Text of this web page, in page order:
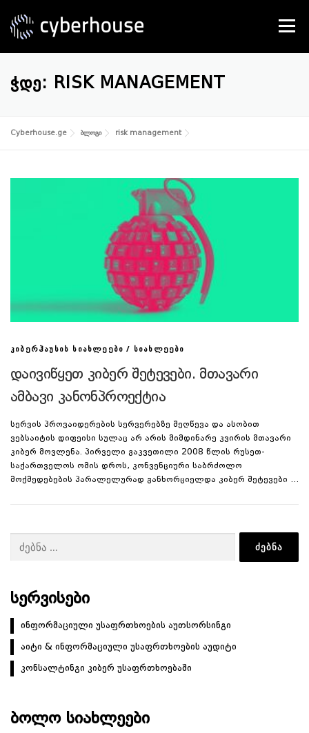
content
Menu
SERVICES ABOUT US CONTACT
ᲭᲓᲔ: RISK MANAGEMENT
Cyberhouse.ge ბლოგი risk management
ᲙᲘᲑᲔᲠᲰᲐᲣᲡᲘᲡ ᲡᲘᲐᲮᲚᲔᲔᲑᲘ / ᲡᲘᲐᲮᲚᲔᲔᲑᲘ
დაივიწყეთ კიბერ შეტევები. მთავარი
ამბავი კანონპროექტია
სერვის პროვაიდერების სერვერებზე შეღწევა და ასობით
ვებსაიტის დიფეისი სულაც არ არის მიმდინარე კვირის მთავარი
კიბერ მოვლენა. პირველი გაკვეთილი 2008 წლის რუსეთ-
საქართველოს ომის დროს, კონვენციური საბრძოლო
მოქმედებების პარალელურად განხორციელდა კიბერ შეტევები …
ᲡᲔᲠᲕᲘᲡᲔᲑᲘ
ინფორმაციული უსაფრთხოების აუთსორსინგი
აიტი & ინფორმაციული უსაფრთხოების აუდიტი
კონსალტინგი კიბერ უსაფრთხოებაში
ᲑᲝᲚᲝ ᲡᲘᲐᲮᲚᲔᲔᲑᲘ